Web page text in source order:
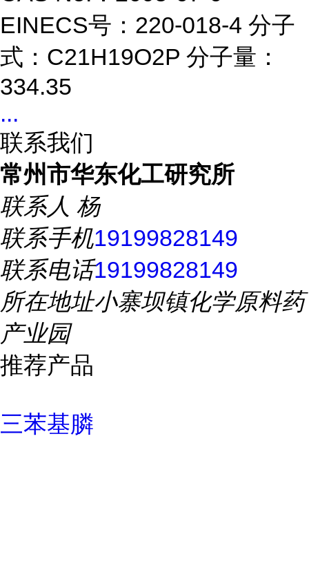
EINECS号：220-018-4 分子
式：C21H19O2P 分子量：
334.35
...
联系我们
常州市华东化工研究所
联系人 杨
联系手机19199828149
联系电话19199828149
所在地址小寨坝镇化学原料药
产业园
推荐产品
三苯基膦